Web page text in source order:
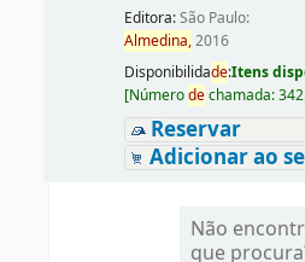
Editora:São Paulo:
Almedina,2016
Disponibilidade:Itens
[Númerodechamada:
Reservar
Adicionar ao
Não
que